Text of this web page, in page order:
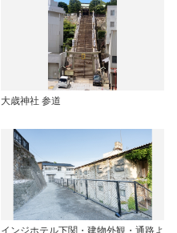
大歳神社 参道